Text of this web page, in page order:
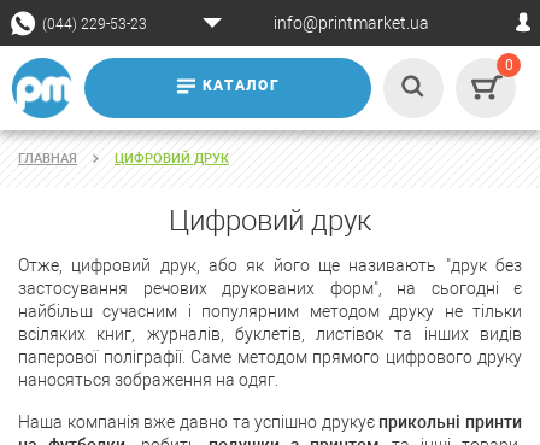
(044) 229-53-23 info@printmarket.ua
КАТАЛОГ
0
ГЛАВНАЯ ЦИФРОВИЙ ДРУК
Цифровий друк
Отже, цифровий друк, або як його ще називають "друк без
застосування речових друкованих форм", на сьогодні є
найбільш сучасним і популярним методом друку не тільки
всіляких книг, журналів, буклетів, листівок та інших видів
паперової поліграфії. Саме методом прямого цифрового друку
наносяться зображення на одяг.
Наша компанія вже давно та успішно друкує прикольні принти